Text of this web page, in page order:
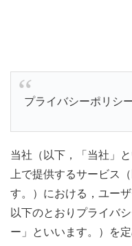
プライバシーポリシ
当社（以下，「当社」
上で提供するサービス
す。）における，ユー
以下のとおりプライバ
ー」といいます。）を定